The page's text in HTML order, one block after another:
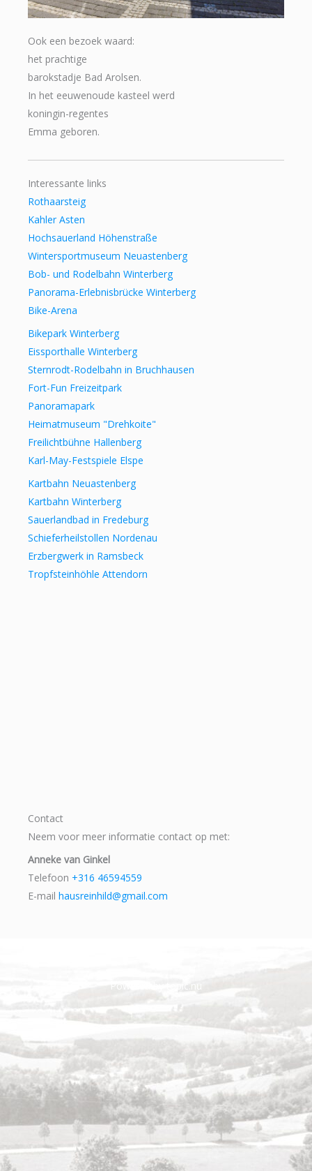
Ook een bezoek waard:
het prachtige
barokstadje Bad Arolsen.
In het eeuwenoude kasteel werd
koningin-regentes
Emma geboren.
Interessante links
Rothaarsteig
Kahler Asten
Hochsauerland Höhenstraße
Wintersportmuseum Neuastenberg
Bob- und Rodelbahn Winterberg
Panorama-Erlebnisbrücke Winterberg
Bike-Arena
Bikepark Winterberg
Eissporthalle Winterberg
Sternrodt-Rodelbahn in Bruchhausen
Fort-Fun Freizeitpark
Panoramapark
Heimatmuseum "Drehkoite"
Freilichtbühne Hallenberg
Karl-May-Festspiele Elspe
Kartbahn Neuastenberg
Kartbahn Winterberg
Sauerlandbad in Fredeburg
Schieferheilstollen Nordenau
Erzbergwerk in Ramsbeck
Tropfsteinhöhle Attendorn
Contact
Neem voor meer informatie contact op met:
Anneke van Ginkel
Telefoon +316 46594559
E-mailhausreinhild@gmail.com
Powered by topic.nu